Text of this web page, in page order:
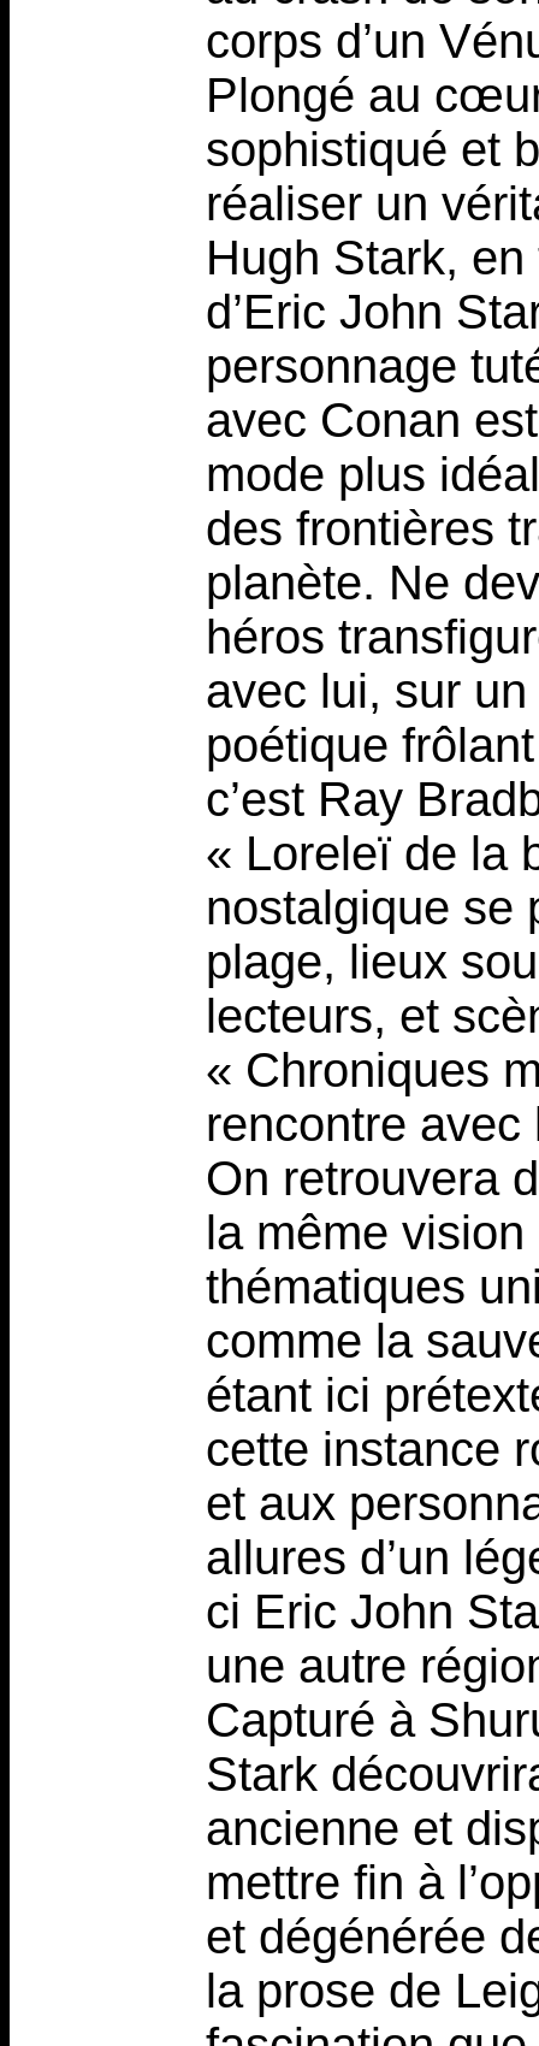
corps d’un
Plongé au
sophistiqué et
réaliser un
Hugh Stark,
d’Eric John
personnage
avec Conan
mode plus
des frontières
planète. Ne
héros
avec lui, sur
poétique
c’est Ray
« Loreleï de la
nostalgique se
plage, lieux
lecteurs, et
« Chroniques
rencontre
On retrouvera
la même
thématiques
comme la
étant ici
cette instance
et aux
allures d’un
ci Eric John
une autre
Capturé à
Stark
ancienne et
mettre fin à
et dégénérée
la prose de